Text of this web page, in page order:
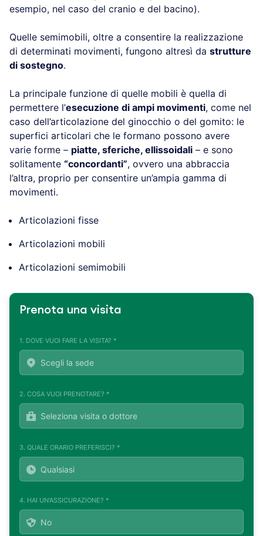
esempio, nel caso del cranio e del bacino).
Quelle semimobili, oltre a consentire la realizzazione
di determinati movimenti, fungono altresì da strutture
di sostegno.
La principale funzione di quelle mobili è quella di
permettere l’esecuzione di ampi movimenti, come nel
caso dell’articolazione del ginocchio o del gomito: le
superfici articolari che le formano possono avere
varie forme – piatte, sferiche, ellissoidali – e sono
solitamente “concordanti”, ovvero una abbraccia
l’altra, proprio per consentire un’ampia gamma di
movimenti.
Articolazioni fisse
Articolazioni mobili
Articolazioni semimobili
Prenota una visita
1. DOVE VUOI FARE LA VISITA? *
2. COSA VUOI PRENOTARE? *
3. QUALE ORARIO PREFERISCI? *
4. HAI UN'ASSICURAZIONE? *